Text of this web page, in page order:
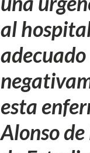
al
adecuado
esta
Alonso